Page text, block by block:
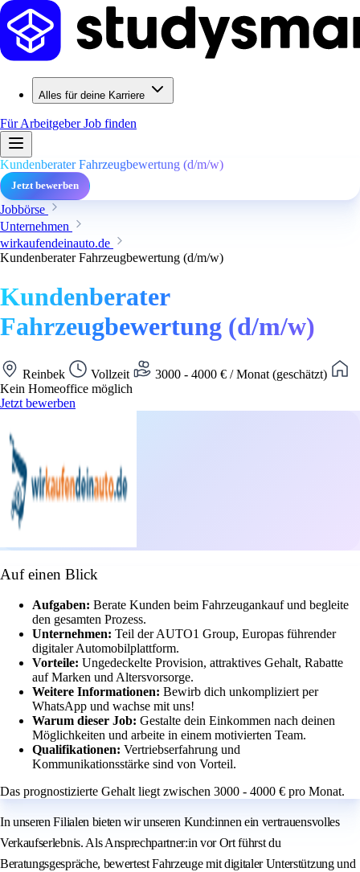
Alles für deine Karriere
Für ArbeitgeberJob finden
Kundenberater Fahrzeugbewertung (d/m/w)
Jetzt bewerben
Jobbörse
Unternehmen
wirkaufendeinauto.de
Kundenberater Fahrzeugbewertung (d/m/w)
Kundenberater
Fahrzeugbewertung (d/m/w)
Reinbek Vollzeit
3000 - 4000 € / Monat (geschätzt)
Kein Homeoffice möglich
Jetzt bewerben
Auf einen Blick
Aufgaben: Berate Kunden beim Fahrzeugankauf und begleite
den gesamten Prozess.
Unternehmen: Teil der AUTO1 Group, Europas führender
digitaler Automobilplattform.
Vorteile: Ungedeckelte Provision, attraktives Gehalt, Rabatte
auf Marken und Altersvorsorge.
Weitere Informationen: Bewirb dich unkompliziert per
WhatsApp und wachse mit uns!
Warum dieser Job: Gestalte dein Einkommen nach deinen
Möglichkeiten und arbeite in einem motivierten Team.
Qualifikationen: Vertriebserfahrung und
Kommunikationsstärke sind von Vorteil.
Das prognostizierte Gehalt liegt zwischen 3000 - 4000 € pro Monat.
In unseren Filialen bieten wir unseren Kund:innen ein vertrauensvolles
Verkaufserlebnis. Als Ansprechpartner:in vor Ort führst du
Beratungsgespräche, bewertest Fahrzeuge mit digitaler Unterstützung und